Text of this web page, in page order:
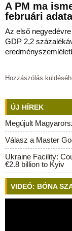
A PM ma
februári
Az első
GDP 2,2
Hozzászólás
ÚJ HÍREK
Megújult
Válasz a Master
Ukraine Facility:
€2.8 billion to Kyiv
VIDEÓ: BÓNA